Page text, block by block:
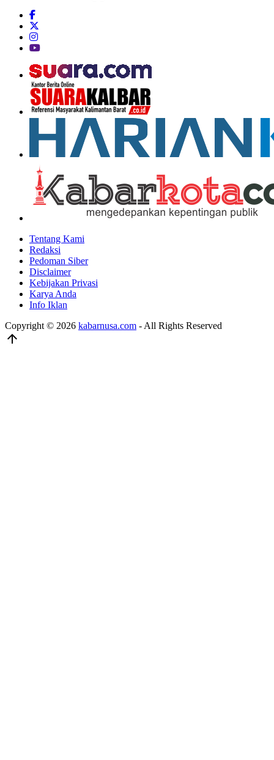
Tentang Kami
Redaksi
Pedoman Siber
Disclaimer
Kebijakan Privasi
Karya Anda
Info Iklan
Copyright © 2026 kabarnusa.com - All Rights Reserved
arrow_upward